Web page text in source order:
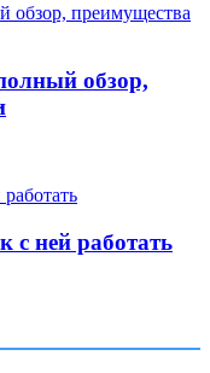
обзор,
с ней работать